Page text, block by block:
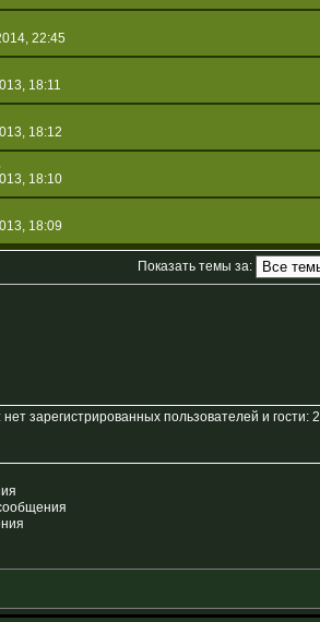
22:45
18:11
18:12
18:10
18:09
Показать темы за:
зарегистрированных пользователей и гости: 2